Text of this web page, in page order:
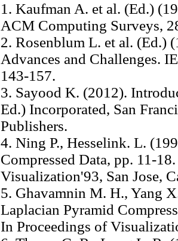
1. Kaufman A. et al. (Ed.)
ACM Computing Surveys,
2. Rosenblum L. et al. (Ed.)
Advances and Challenges.
143-157.
3. Sayood K. (2012).
Ed.) Incorporated, San
Publishers.
4. Ning P., Hesselink. L.
Compressed Data, pp. 11-
Visualization'93, San Jose,
5. Ghavamnin M. H., Yang
Laplacian Pyramid
In Proceedings of